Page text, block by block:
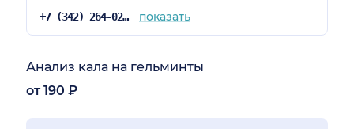
+7 (342) 264-02-09 показать
Анализ кала на гельминты
от 190 ₽